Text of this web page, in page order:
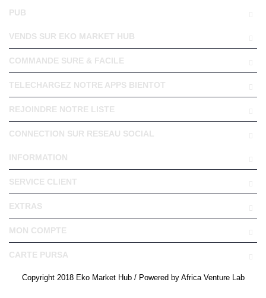
PUB
VENDS SUR EKO MARKET HUB
COMMANDE SURE & FACILE
TELECHARGEZ NOTRE APPS BIENTOT
REJOINDRE NOTRE LISTE
CONNECTION SUR RESEAU SOCIAL
INFORMATION
SERVICE CLIENT
EXTRAS
MON COMPTE
CARTE PURSA
Copyright 2018 Eko Market Hub / Powered by Africa Venture Lab